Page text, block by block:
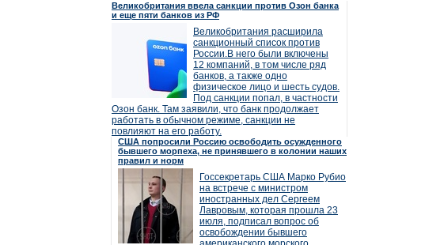
Великобритания ввела санкции против Озон банка
и еще пяти банков из РФ
Великобритания расширила
санкционный список против
России.В него были включены
12 компаний, в том числе ряд
банков, а также одно
физическое лицо и шесть судов.
Под санкции попал, в частности
Озон банк. Там заявили, что банк продолжает
работать в обычном режиме, санкции не
повлияют на его работу.
США попросили Россию освободить осужденного
бывшего морпеха, не принявшего в колонии наших
правил и норм
Госсекретарь США Марко Рубио
на встрече с министром
иностранных дел Сергеем
Лавровым, которая прошла 23
июля, подписал вопрос об
освобождении бывшего